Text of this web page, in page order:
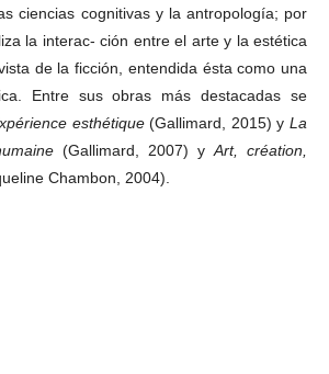
ciencias cognitivas y la antropología; por
la interac- ción entre el arte y la estética
de la ficción, entendida ésta como una
Entre sus obras más destacadas se
esthétique(Gallimard, 2015) y La
(Gallimard, 2007) y Art, création,
Chambon, 2004).